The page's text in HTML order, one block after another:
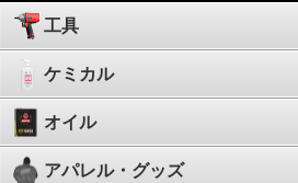
工具
ケミカル
オイル
アパレル・グッズ